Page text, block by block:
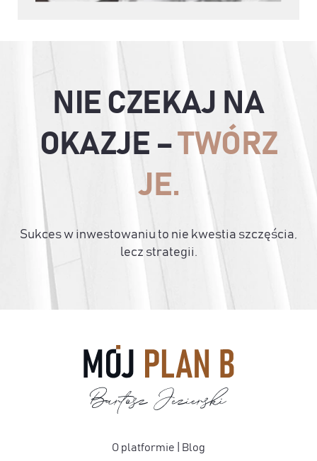
NIE CZEKAJ NA
OKAZJE –TWÓRZ
JE.
Sukces w inwestowaniu to nie kwestia szczęścia,
lecz strategii.
O platformie Blog